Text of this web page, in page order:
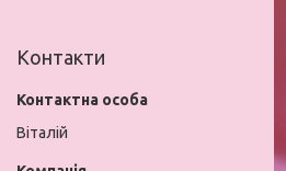
Контакти
Віталій